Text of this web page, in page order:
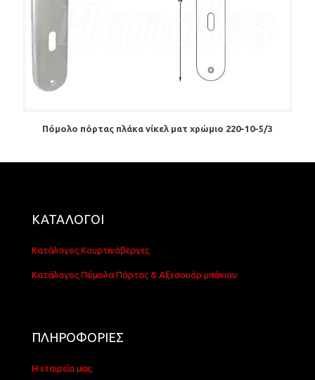
Πόμολο πόρτας πλάκα νίκελ ματ χρώμιο 220-10-5/3
ΚΑΤΑΛΟΓΟΙ
Κατάλογος Κουρτινόβεργες
Κατάλογος Πόμολα Πόρτας & Αξεσουάρ μπάνιου
ΠΛΗΡΟΦΟΡΙΕΣ
Η εταιρεία μας